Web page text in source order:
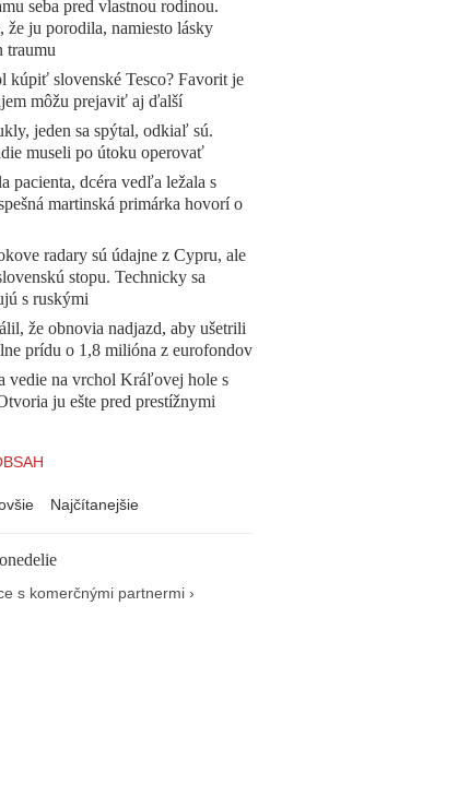
seba pred vlastnou rodinou.
ju porodila, namiesto lásky
traumu
kúpiť slovenské Tesco? Favorit je
môžu prejaviť aj ďalší
jeden sa spýtal, odkiaľ sú.
museli po útoku operovať
pacienta, dcéra vedľa ležala s
martinská primárka hovorí o
radary sú údajne z Cypru, ale
stopu. Technicky sa
s ruskými
že obnovia nadjazd, aby ušetrili
prídu o 1,8 milióna z eurofondov
vedie na vrchol Kráľovej hole s
ju ešte pred prestížnymi
Najčítanejšie
s komerčnými partnermi ›